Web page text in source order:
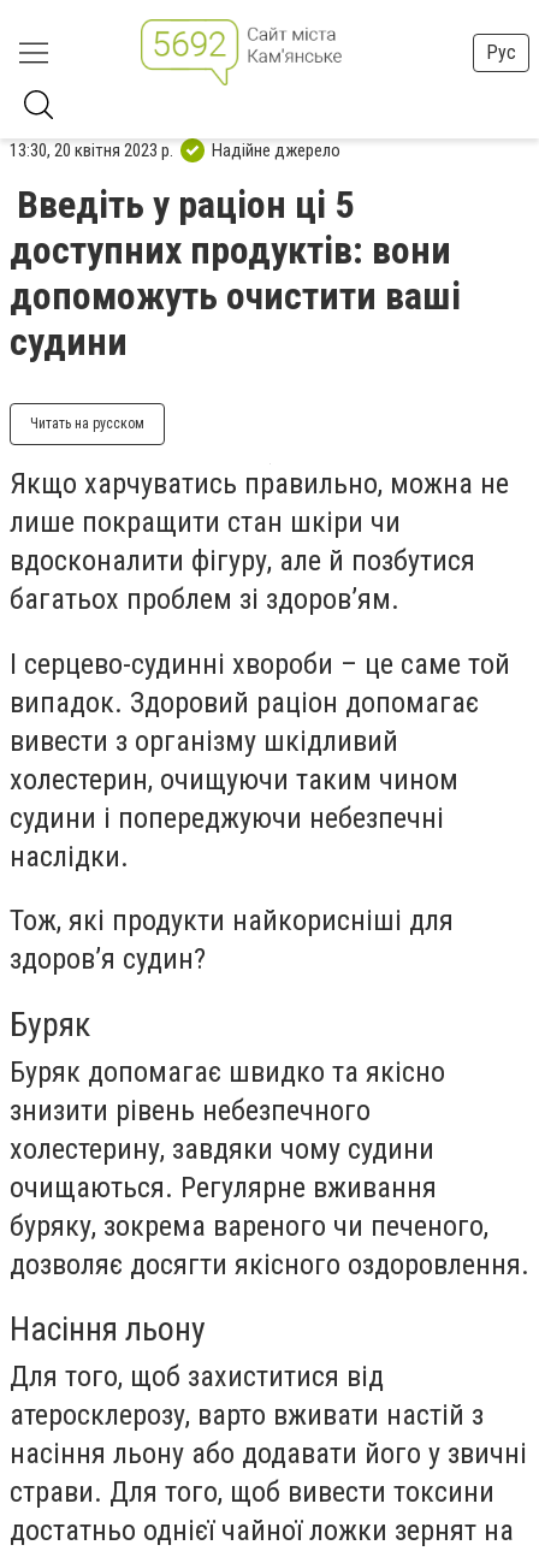
Рус
13:30, 20 квітня 2023 р. Надійне джерело
Введіть у раціон ці 5
доступних продуктів: вони
допоможуть очистити ваші
судини
Читать на русском
Якщо харчуватись правильно, можна не
лише покращити стан шкіри чи
вдосконалити фігуру, але й позбутися
багатьох проблем зі здоров’ям.
І серцево-судинні хвороби – це саме той
випадок. Здоровий раціон допомагає
вивести з організму шкідливий
холестерин, очищуючи таким чином
судини і попереджуючи небезпечні
наслідки.
Тож, які продукти найкорисніші для
здоров’я судин?
Буряк
Буряк допомагає швидко та якісно
знизити рівень небезпечного
холестерину, завдяки чому судини
очищаються. Регулярне вживання
буряку, зокрема вареного чи печеного,
дозволяє досягти якісного оздоровлення.
Насіння льону
Для того, щоб захиститися від
атеросклерозу, варто вживати настій з
насіння льону або додавати його у звичні
страви. Для того, щоб вивести токсини
достатньо однієї чайної ложки зернят на